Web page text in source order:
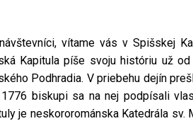
vítame vás v Spišskej
Kapitula píše svoju históriu už
Podhradia. V priebehu dejín
biskupi sa na nej podpísali
je neskororománska Katedrála